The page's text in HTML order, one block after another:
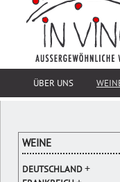
ÜBER UNS
WEINE
DEUTSCHLAND+